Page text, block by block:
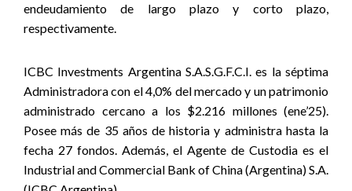
endeudamiento de largo plazo y corto plazo,
respectivamente.
ICBC Investments Argentina S.A.S.G.F.C.I. es la séptima
Administradora con el 4,0% del mercado y un patrimonio
administrado cercano a los $2.216 millones (ene’25).
Posee más de 35 años de historia y administra hasta la
fecha 27 fondos. Además, el Agente de Custodia es el
Industrial and Commercial Bank of China (Argentina) S.A.